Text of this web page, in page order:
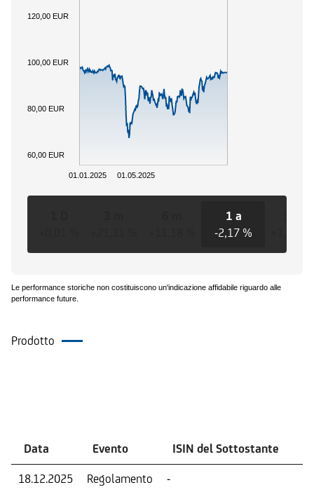
01.01.2025 01.05.2025
60,00 EUR
80,00 EUR
100,00 EUR
120,00 EUR
1 a
-2,17 %
Le performance storiche non costituiscono un'indicazione affidabile riguardo alle
performance future.
Prodotto
Data Evento ISIN del Sottostante
18.12.2025 Regolamento -